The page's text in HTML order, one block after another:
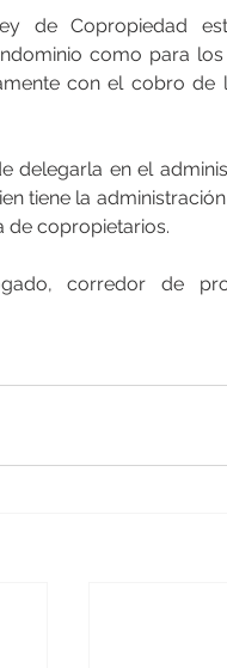
de Copropiedad
como para los
con el cobro de
delegarla en el
tiene la
de copropietarios.
corredor de